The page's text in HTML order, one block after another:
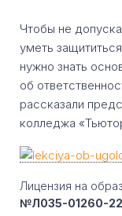
Чтобы не
уметь
нужно знать
об
рассказали
колледжа
Лицензия на
№Л035-01260-